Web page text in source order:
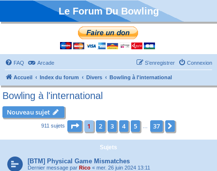
Le Forum Du Bowling
FAQ Arcade Connexion
S’enregistrer
Accueil Index du forum Divers Bowling à l'international
Bowling à l'international
Nouveau sujet
911 sujets Page sur37
1 2 3 4 5 37
Sujets
[BTM] Physical Game Mismatches
Dernier message par Rico « mer. 26 juin 2024 13:11